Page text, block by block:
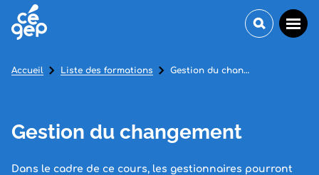
Gestion du changement
Dans le cadre de ce cours, les gestionnaires pourront
Accueil Liste des formations Gestion du changement